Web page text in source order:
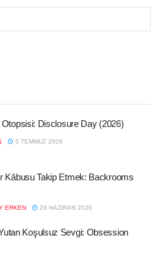
Otopsisi: Disclosure Day (2026)
5 TEMMUZ 2026
Kâbusu Takip Etmek: Backrooms
ERKEN 29 HAZIRAN 2026
Koşulsuz Sevgi: Obsession